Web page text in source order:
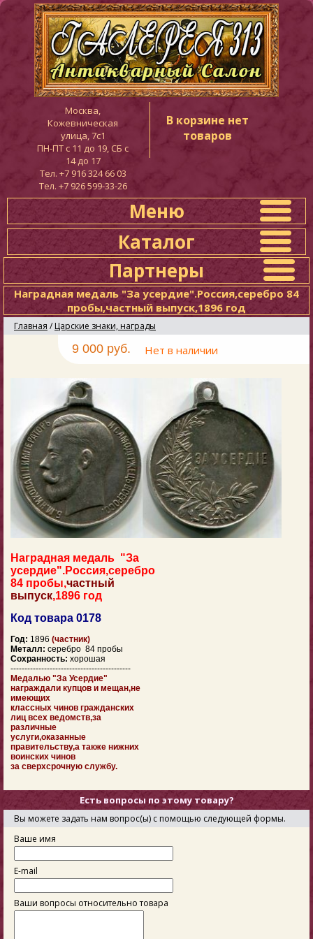
Москва,
Кожевническая
улица, 7с1
ПН-ПТ c 11 до 19, СБ с
14 до 17
Тел. +7 916 324 66 03
Тел. +7 926 599-33-26
В корзине нет
товаров
Меню
Каталог
Партнеры
Наградная медаль "За усердие".Россия,серебро 84
пробы,частный выпуск,1896 год
Главная / Царские знаки, награды
9 000 руб. Нет в наличии
Наградная медаль "За
усердие".Россия,серебро
84 пробы,частный
выпуск,1896 год
Код товара 0178
Год: 1896 (частник)
Металл: серебро 84 пробы
Сохранность: хорошая
-------------------------------------------
Медалью "За Усердие"
награждали купцов и мещан,не
имеющих
классных чинов гражданских
лиц всех ведомств,за
различные
услуги,оказанные
правительству,а также нижних
воинских чинов
за сверхсрочную службу.
Есть вопросы по этому товару?
Вы можете задать нам вопрос(ы) с помощью следующей формы.
Ваше имя
E-mail
Ваши вопросы относительно товара